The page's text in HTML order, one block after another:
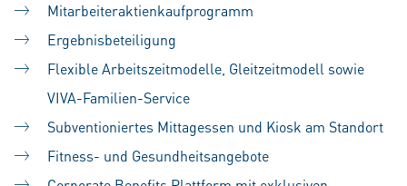
Mitarbeiteraktienkaufprogramm
Ergebnisbeteiligung
Flexible Arbeitszeitmodelle, Gleitzeitmodell sowie
VIVA-Familien-Service
Subventioniertes Mittagessen und Kiosk am Standort
Fitness- und Gesundheitsangebote